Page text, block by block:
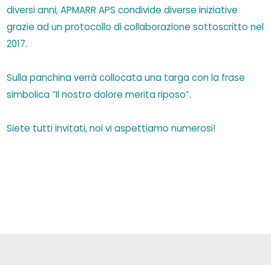
diversi anni, APMARR APS condivide diverse iniziative
grazie ad un protocollo di collaborazione sottoscritto nel
2017.
Sulla panchina verrà collocata una targa con la frase
simbolica “Il nostro dolore merita riposo”.
Siete tutti invitati, noi vi aspettiamo numerosi!